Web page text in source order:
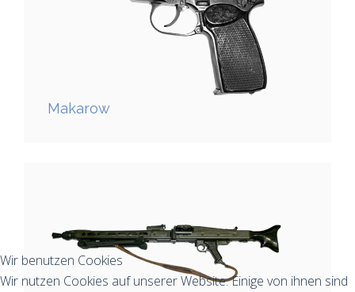
Makarow
Wir benutzen Cookies
Wir nutzen Cookies auf unserer Website. Einige von ihnen sind